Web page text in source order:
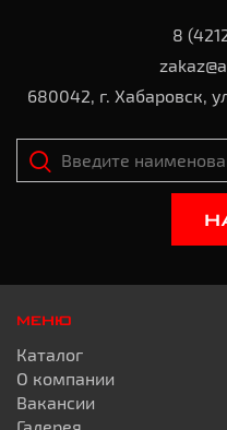
8
680042, г. Хабаровск,
МЕНЮ
Каталог
О компании
Вакансии